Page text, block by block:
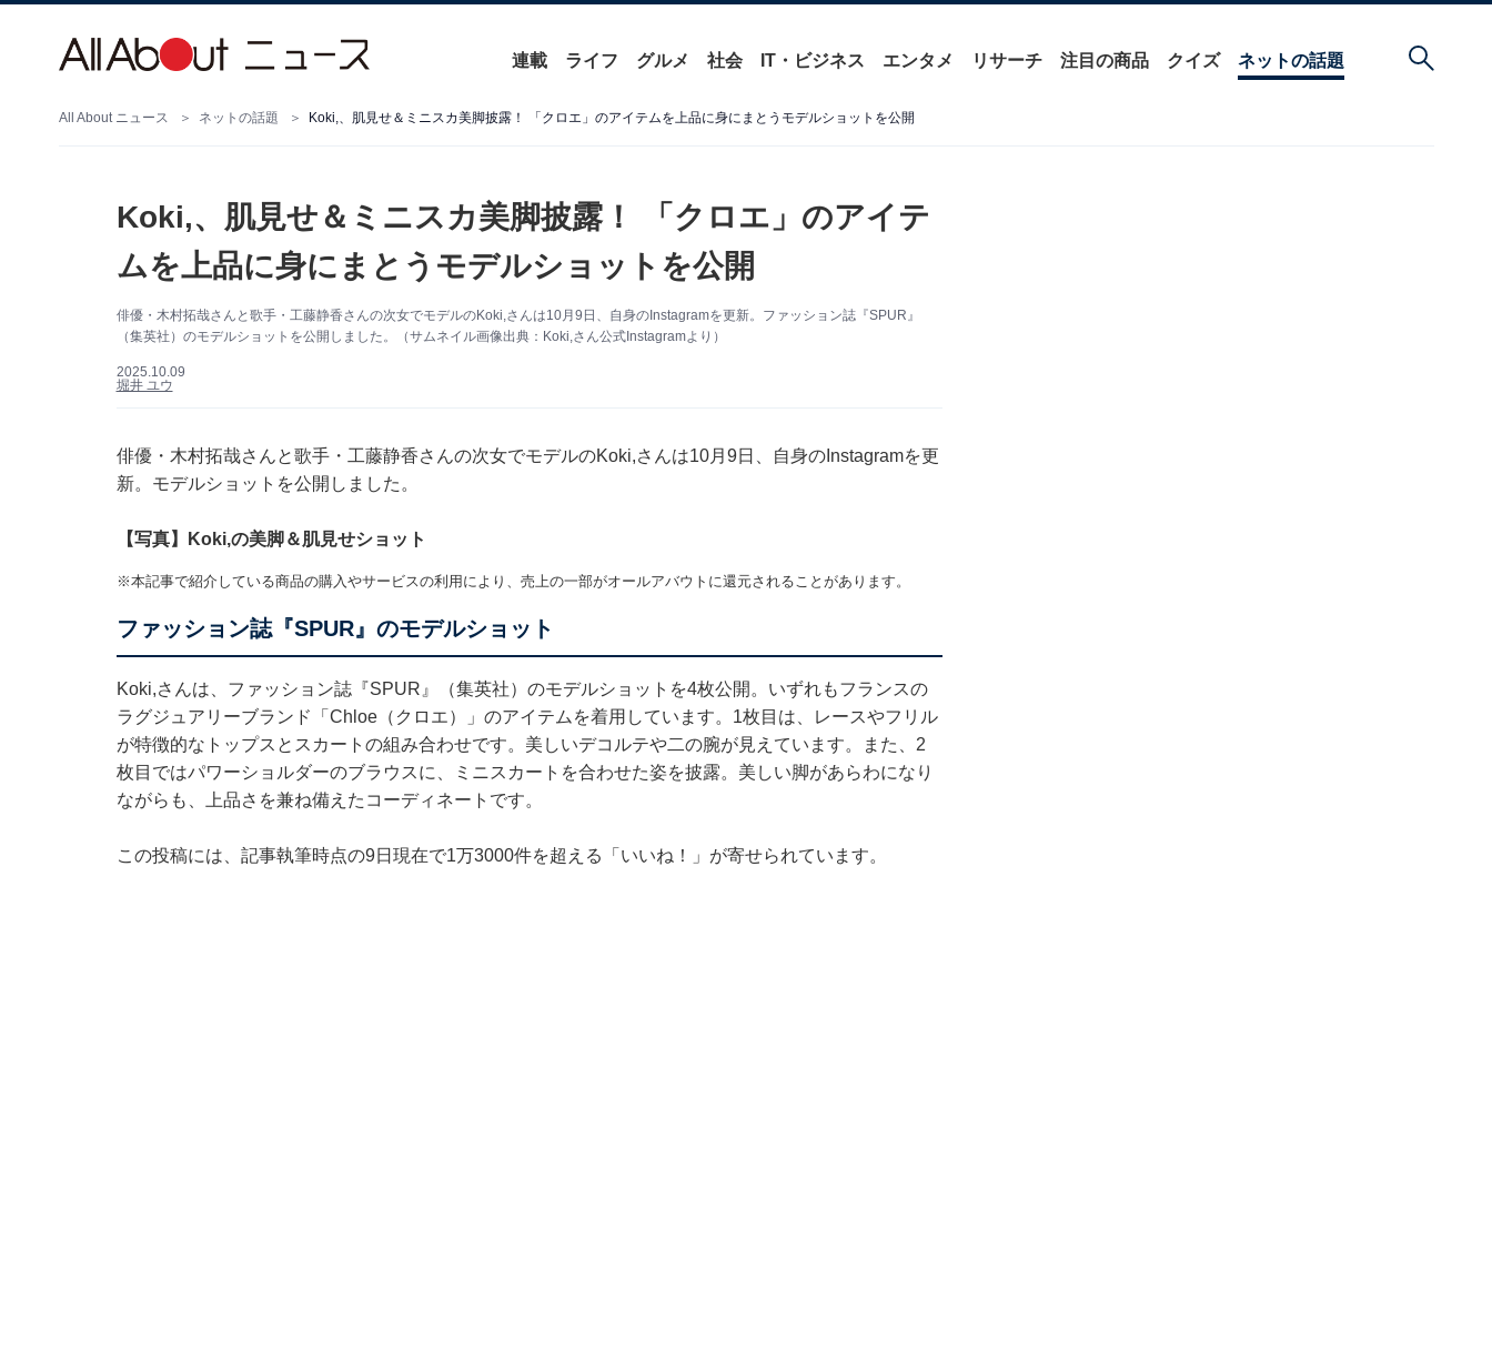
連載 ライフ グルメ 社会 IT・ビジネス エンタメ リサーチ 注目の商品 クイズ ネットの話題
All About ニュース ネットの話題 Koki,、肌見せ＆ミニスカ美脚披露！ 「クロエ」のアイテムを上品に身にまとうモデルショットを公開
Koki,、肌見せ＆ミニスカ美脚披露！ 「クロエ」のアイテ
ムを上品に身にまとうモデルショットを公開
俳優・木村拓哉さんと歌手・工藤静香さんの次女でモデルのKoki,さんは10月9日、自身のInstagramを更新。ファッション誌『SPUR』
（集英社）のモデルショットを公開しました。（サムネイル画像出典：Koki,さん公式Instagramより）
2025.10.09
堀井 ユウ
俳優・木村拓哉さんと歌手・工藤静香さんの次女でモデルのKoki,さんは10月9日、自身のInstagramを更
新。モデルショットを公開しました。
【写真】Koki,の美脚＆肌見せショット
※本記事で紹介している商品の購入やサービスの利用により、売上の一部がオールアバウトに還元されることがあります。
ファッション誌『SPUR』のモデルショット
Koki,さんは、ファッション誌『SPUR』（集英社）のモデルショットを4枚公開。いずれもフランスの
ラグジュアリーブランド「Chloe（クロエ）」のアイテムを着用しています。1枚目は、レースやフリル
が特徴的なトップスとスカートの組み合わせです。美しいデコルテや二の腕が見えています。また、2
枚目ではパワーショルダーのブラウスに、ミニスカートを合わせた姿を披露。美しい脚があらわになり
ながらも、上品さを兼ね備えたコーディネートです。
この投稿には、記事執筆時点の9日現在で1万3000件を超える「いいね！」が寄せられています。